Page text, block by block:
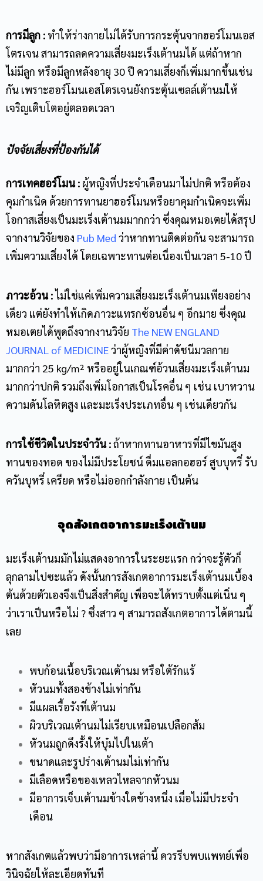
การมีลูก : ทำให้ร่างกายไม่ได้รับการกระตุ้นจากฮอร์โมนเอส
โตรเจน สามารถลดความเสี่ยงมะเร็งเต้านมได้ แต่ถ้าหาก
ไม่มีลูก หรือมีลูกหลังอายุ 30 ปี ความเสี่ยงก็เพิ่มมากขึ้นเช่น
กัน เพราะฮอร์โมนเอสโตรเจนยังกระตุ้นเซลล์เต้านมให้
เจริญเติบโตอยู่ตลอดเวลา
ปัจจัยเสี่ยงที่ป้องกันได้
การเทคฮอร์โมน : ผู้หญิงที่ประจำเดือนมาไม่ปกติ หรือต้อง
คุมกำเนิด ด้วยการทานยาฮอร์โมนหรือยาคุมกำเนิดจะเพิ่ม
โอกาสเสี่ยงเป็นมะเร็งเต้านมมากกว่า ซึ่งคุณหมอเตยได้สรุป
จากงานวิจัยของ Pub Med ว่าหากทานติดต่อกัน จะสามารถ
เพิ่มความเสี่ยงได้ โดยเฉพาะทานต่อเนื่องเป็นเวลา 5-10 ปี
ภาวะอ้วน :ไม่ใช่แค่เพิ่มความเสี่ยงมะเร็งเต้านมเพียงอย่าง
เดียว แต่ยังทำให้เกิดภาวะแทรกซ้อนอื่น ๆ อีกมาย ซึ่งคุณ
หมอเตยได้พูดถึงจากงานวิจัย The NEW ENGLAND
JOURNAL of MEDICINEว่าผู้หญิงที่มีค่าดัชนีมวลกาย
มากกว่า 25 kg/m² หรืออยู่ในเกณฑ์อ้วนเสี่ยงมะเร็งเต้านม
มากกว่าปกติ รวมถึงเพิ่มโอกาสเป็นโรคอื่น ๆ เช่น เบาหวาน
ความดันโลหิตสูง และมะเร็งประเภทอื่น ๆ เช่นเดียวกัน
การใช้ชีวิตในประจำวัน :ถ้าหากทานอาหารที่มีไขมันสูง
ทานของทอด ของไม่มีประโยชน์ ดื่มแอลกอฮอร์ สูบบุหรี่ รับ
ควันบุหรี่ เครียด หรือไม่ออกกำลังกาย เป็นต้น
จุดสังเกตอาการมะเร็งเต้านม
มะเร็งเต้านมมักไม่แสดงอาการในระยะแรก กว่าจะรู้ตัวก็
ลุกลามไปซะแล้ว ดังนั้นการสังเกตอาการมะเร็งเต้านมเบื้อง
ต้นด้วยตัวเองจึงเป็นสิ่งสำคัญ เพื่อจะได้ทราบตั้งแต่เนิ่น ๆ
ว่าเราเป็นหรือไม่ ? ซึ่งสาว ๆ สามารถสังเกตอาการได้ตามนี้
เลย
พบก้อนเนื้อบริเวณเต้านม หรือใต้รักแร้
หัวนมทั้งสองข้างไม่เท่ากัน
มีแผลเรื้อรังที่เต้านม
ผิวบริเวณเต้านมไม่เรียบเหมือนเปลือกส้ม
หัวนมถูกดึงรั้งให้บุ๋มไปในเต้า
ขนาดและรูปร่างเต้านมไม่เท่ากัน
มีเลือดหรือของเหลวไหลจากหัวนม
มีอาการเจ็บเต้านมข้างใดข้างหนึ่ง เมื่อไม่มีประจำ
เดือน
หากสังเกตแล้วพบว่ามีอาการเหล่านี้ ควรรีบพบแพทย์เพื่อ
วินิจฉัยให้ละเอียดทันที